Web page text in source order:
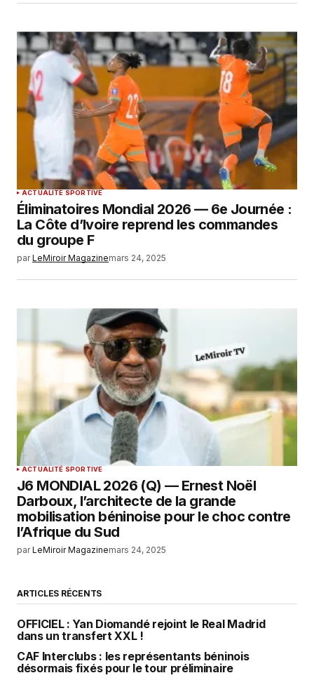
ACTUALITÉ SPORTIVE
Éliminatoires Mondial 2026 — 6e Journée :
La Côte d’Ivoire reprend les commandes
du groupe F
par LeMiroir Magazinemars 24, 2025
ACTUALITÉ SPORTIVE
J6 MONDIAL 2026 (Q) — Ernest Noël
Darboux, l’architecte de la grande
mobilisation béninoise pour le choc contre
l’Afrique du Sud
par LeMiroir Magazinemars 24, 2025
ARTICLES RÉCENTS
OFFICIEL : Yan Diomandé rejoint le Real Madrid
dans un transfert XXL !
CAF Interclubs : les représentants béninois
désormais fixés pour le tour préliminaire